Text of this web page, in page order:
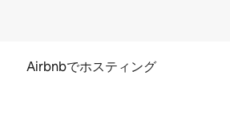
Airbnbでホスティング